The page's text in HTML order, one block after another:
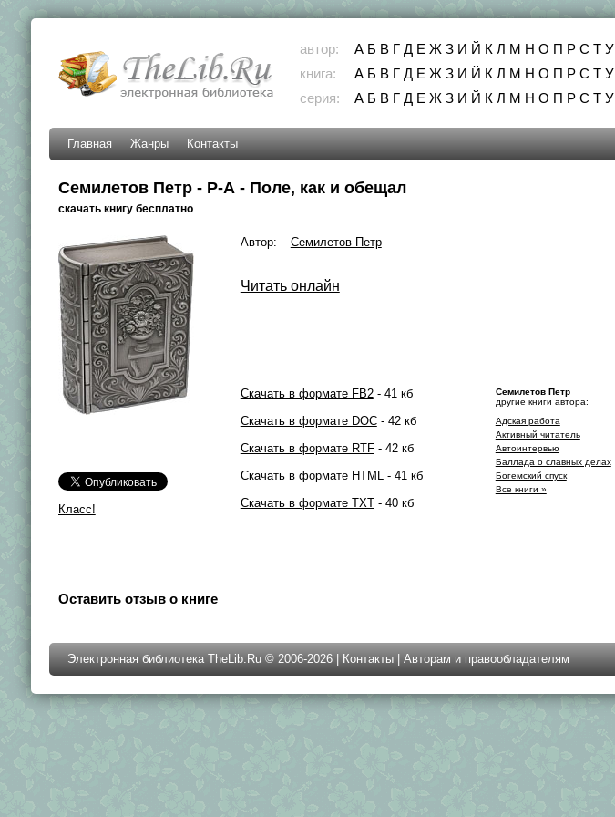
автор: А Б В Г Д Е Ж З И Й К Л М Н О П Р С Т У
книга:
А Б В Г Д Е Ж З И Й К Л М Н О П Р С Т У
серия:
А Б В Г Д Е Ж З И Й К Л М Н О П Р С Т У
Главная Жанры Контакты
Семилетов Петр - Р-А - Поле, как и обещал
скачать книгу бесплатно
Класс!
Автор: Семилетов Петр
Читать онлайн
Скачать в формате FB2- 41 кб
Скачать в формате DOC- 42 кб
Скачать в формате RTF- 42 кб
Скачать в формате HTML- 41 кб
Скачать в формате TXT- 40 кб
Семилетов Петр
другие книги автора:
Адская работа
Активный читатель
Автоинтеpвью
Баллада о славных делах
Богемский спуск
Все книги »
Оставить отзыв о книге
Электронная библиотека TheLib.Ru © 2006-2026 | Контакты| Авторам и правообладателям